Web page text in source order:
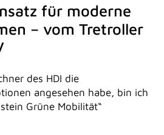
für moderne
– vom Tretroller
des HDI die
angesehen habe, bin ich
Grüne Mobilität“